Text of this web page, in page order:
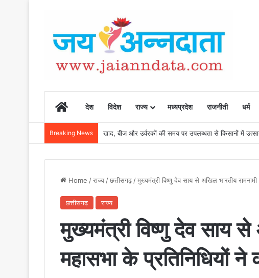
Homeदेश विदेश राज्य मध्यप्रदेश राजनीती धर्म
Breaking News खाद, बीज और उर्वरकों की समय पर उपलब्धता से किसानों में
Home /राज्य/छत्तीसगढ़/मुख्यमंत्री विष्णु देव साय से अखिल भारतीय
छत्तीसगढ़ राज्य
मुख्यमंत्री विष्णु देव साय से
महासभा के प्रतिनिधियों